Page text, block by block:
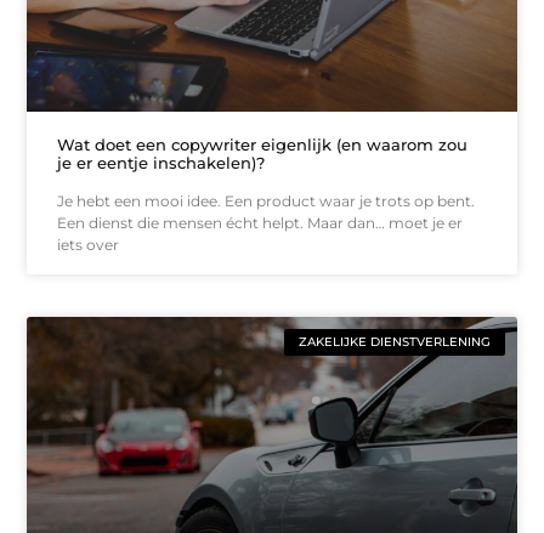
Wat doet een copywriter eigenlijk (en waarom zou
je er eentje inschakelen)?
Je hebt een mooi idee. Een product waar je trots op bent.
Een dienst die mensen écht helpt. Maar dan… moet je er
iets over
ZAKELIJKE DIENSTVERLENING